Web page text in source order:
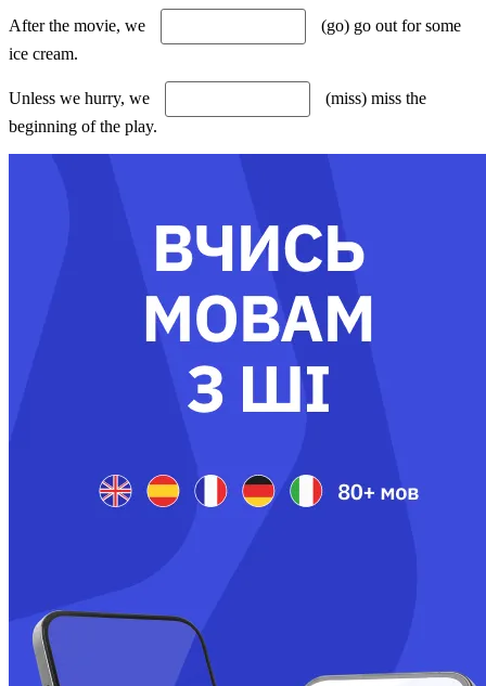
After the movie, we
(go) go out for some
ice cream.
Unless we hurry, we
(miss) miss the
beginning of the play.